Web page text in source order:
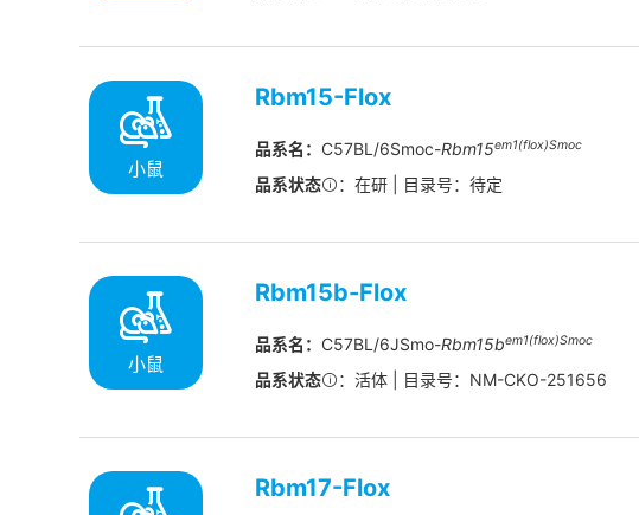
小鼠
Rbm15-Flox
品系名： C57BL/6Smoc-Rbm15em1(flox)Smoc
品系状态 ：在研 | 目录号：待定
小鼠
Rbm15b-Flox
品系名： C57BL/6JSmo-Rbm15bem1(flox)Smoc
品系状态 ：活体 | 目录号：NM-CKO-251656
Rbm17-Flox